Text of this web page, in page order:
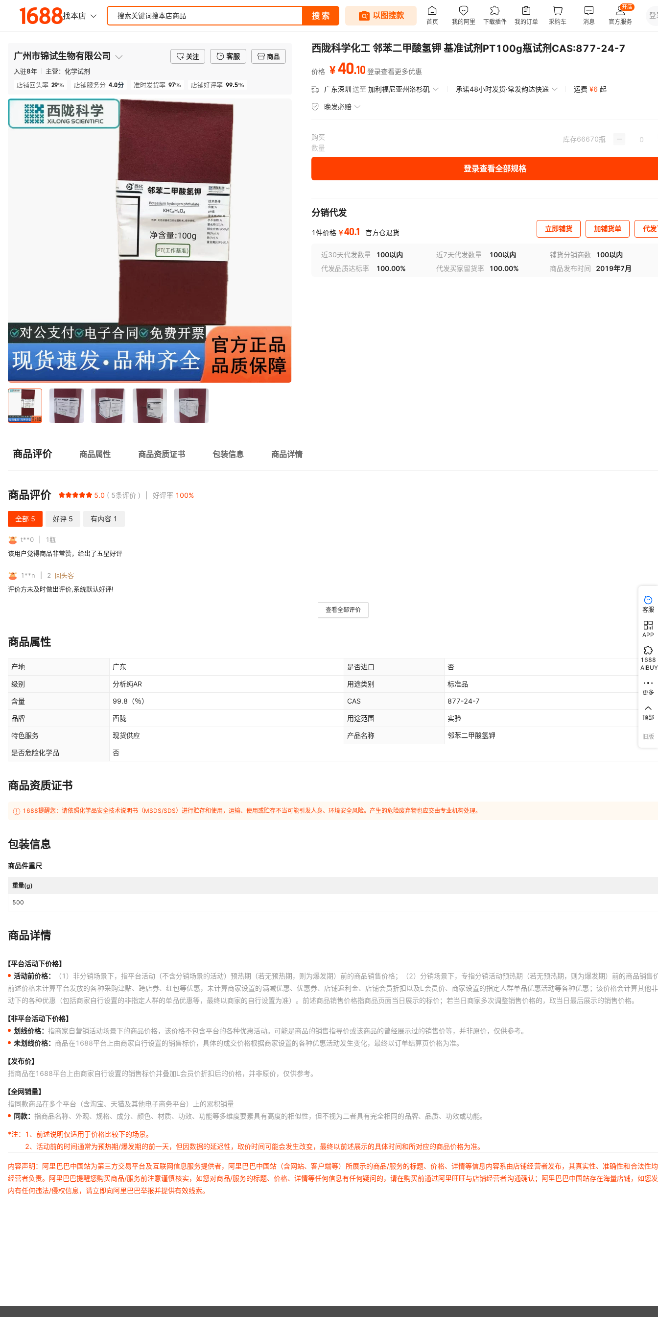
广州市锦试生物有限公司 关注 客服
商品
入驻8年 主营： 化学试剂
店铺回头率 29% 店铺服务分 4.0分 准时发货率 97% 店铺好评率 99.5%
西陇科学化工 邻苯二甲酸氢钾 基准试剂PT100g瓶试剂CAS:877-24-7
价格 ¥40.10 登录查看更多优惠
广东深圳送至 加利福尼亚州洛杉矶 承诺48小时发货·常发韵达快递 运费 ¥6 起
晚发必赔
购买
数量
库存66670瓶
登录查看全部规格
分销代发
1件价格 ￥40.1 官方仓退货 立即铺货 加铺货单 代
近30天代发数量 100以内 近7天代发数量 100以内 铺货分销商数
100以内
代发品质达标率
100.00% 代发买家留货率 100.00% 商品发布时间 2019年7月
商品评价 商品属性 商品资质证书 包装信息 商品详情
商品评价 5.0 5条评价 好评率 100%
全部 5 好评 5 有内容 1
t**0 1瓶
该用户觉得商品非常赞，给出了五星好评
1**n 2
回头客
评价方未及时做出评价,系统默认好评!
查看全部评价
商品属性
产地 广东 是否进口 否
级别 分析纯AR 用途类别 标准品
含量 99.8 （％） CAS 877-24-7
品牌 西陇 用途范围 实验
特色服务 现货供应 产品名称 邻苯二甲酸氢钾
是否危险化学品 否
商品资质证书
1688提醒您：请依照化学品安全技术说明书（MSDS/SDS）进行贮存和使用，运输、使用或贮存不当可能引发人身、环境安全风险。产生的危险废弃物也应交由专业机构处理。
包装信息
商品件重尺
重量(g)
500
商品详情
【平台活动下价格】
活动前价格：
（1）非分销场景下，指平台活动（不含分销场景的活动）预热期（若无预热期，则为爆发期）前的商品销售价格；（2）分销场景下，专指分销活动预热期（若无预热期，则为爆发期）前的商品销售
前述价格未计算平台发放的各种采购津贴、跨店券、红包等优惠，未计算商家设置的满减优惠、优惠券、店铺返利金、店铺会员折扣以及L会员价、商家设置的指定人群单品优惠活动等各种优惠；该价格会计算其他
动下的各种优惠（包括商家自行设置的非指定人群的单品优惠等，最终以商家的自行设置为准）。前述商品销售价格指商品页面当日展示的标价；若当日商家多次调整销售价格的，取当日最后展示的销售价格。
【非平台活动下价格】
划线价格： 指商家自营销活动场景下的商品价格，该价格不包含平台的各种优惠活动。可能是商品的销售指导价或该商品的曾经展示过的销售价等，并非原价，仅供参考。
未划线价格： 商品在1688平台上由商家自行设置的销售标价，具体的成交价格根据商家设置的各种优惠活动发生变化，最终以订单结算页价格为准。
【发布价】
指商品在1688平台上由商家自行设置的销售标价并叠加L会员价折扣后的价格，并非原价，仅供参考。
【全网销量】
指同款商品在多个平台（含淘宝、天猫及其他电子商务平台）上的累积销量
同款： 指商品名称、外观、规格、成分、颜色、材质、功效、功能等多维度要素具有高度的相似性，但不视为二者具有完全相同的品牌、品质、功效或功能。
*注：
1、前述说明仅适用于价格比较下的场景。
2、活动前的时间通常为预热期/爆发期的前一天，但因数据的延迟性，取价时间可能会发生改变，最终以前述展示的具体时间和所对应的商品价格为准。
内容声明：阿里巴巴中国站为第三方交易平台及互联网信息服务提供者，阿里巴巴中国站（含网站、客户端等）所展示的商品/服务的标题、价格、详情等信息内容系由店铺经营者发布，其真实性、准确性和合法性
经营者负责。阿里巴巴提醒您购买商品/服务前注意谨慎核实，如您对商品/服务的标题、价格、详情等任何信息有任何疑问的，请在购买前通过阿里旺旺与店铺经营者沟通确认；阿里巴巴中国站存在海量店铺，如您
内有任何违法/侵权信息，请立即向阿里巴巴举报并提供有效线索。
客服
APP
1688
AIBUY
更多
顶部
旧版